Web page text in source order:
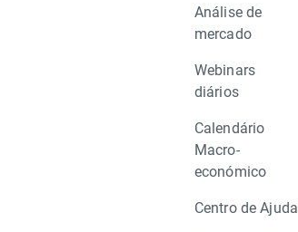
Análise de
mercado
Webinars
diários
Calendário
Macro-
económico
Centro de Ajuda